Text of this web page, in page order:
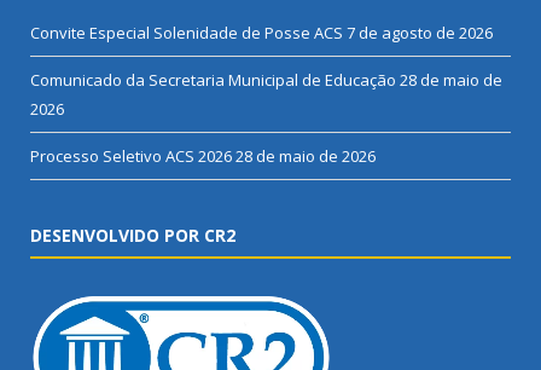
Convite Especial Solenidade de Posse ACS 7 de agosto de 2026
Comunicado da Secretaria Municipal de Educação 28 de maio de
2026
Processo Seletivo ACS 202628 de maio de 2026
DESENVOLVIDO POR CR2